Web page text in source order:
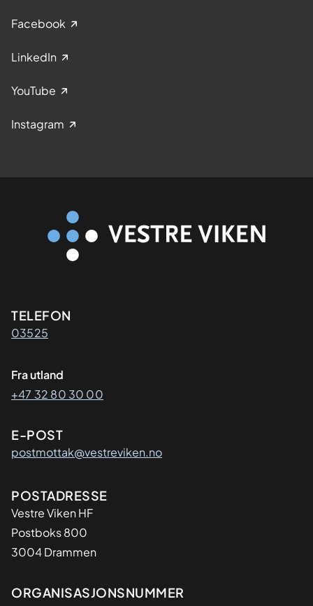
Facebook
LinkedIn
YouTube
Instagram
Kontaktinformasjon
TELEFON
03525
Fra utland
+47 32 80 30 00
E-POST
postmottak@vestreviken.no
Adresse
POSTADRESSE
Vestre Viken HF
Postboks 800
3004 Drammen
Organisasjon
ORGANISASJONSNUMMER